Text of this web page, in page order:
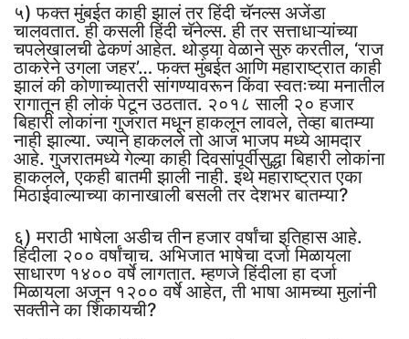
५) फक्त मुंबईत काही झालं तर हिंदी चॅनल्स अजेंडा
चालवतात. ही कसली हिंदी चॅनेल्स. ही तर सत्ताधाऱ्यांच्या
चपलेखालची ढेकणं आहेत. थोड्या वेळाने सुरु करतील, ‘राज
ठाकरेने उगला जहर’… फक्त मुंबईत आणि महाराष्ट्रात काही
झालं की कोणाच्यातरी सांगण्यावरून किंवा स्वतःच्या मनातील
रागातून ही लोकं पेटून उठतात. २०१८ साली २० हजार
बिहारी लोकांना गुजरात मधून हाकलून लावले, तेव्हा बातम्या
नाही झाल्या. ज्याने हाकलले तो आज भाजप मध्ये आमदार
आहे. गुजरातमध्ये गेल्या काही दिवसांपूर्वीसुद्धा बिहारी लोकांना
हाकलले, एकही बातमी झाली नाही. इथे महाराष्ट्रात एका
मिठाईवाल्याच्या कानाखाली बसली तर देशभर बातम्या?
६) मराठी भाषेला अडीच तीन हजार वर्षांचा इतिहास आहे.
हिंदीला २०० वर्षांचाच. अभिजात भाषेचा दर्जा मिळायला
साधारण १४०० वर्षे लागतात. म्हणजे हिंदीला हा दर्जा
मिळायला अजून १२०० वर्षे आहेत, ती भाषा आमच्या मुलांनी
सक्तीने का शिकायची?